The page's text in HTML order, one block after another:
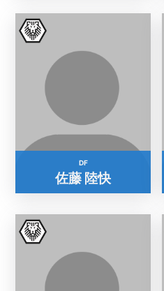
DF
佐藤 陸快